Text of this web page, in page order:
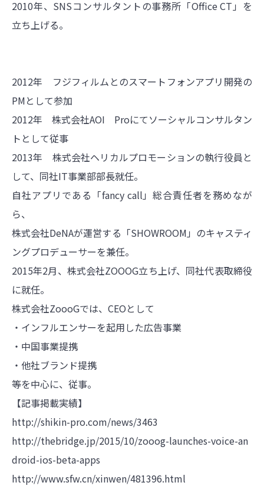
2010年、SNSコンサルタントの事務所「Office CT」を
立ち上げる。
2012年 フジフィルムとのスマートフォンアプリ開発の
PMとして参加
2012年 株式会社AOI Proにてソーシャルコンサルタン
トとして従事
2013年 株式会社ヘリカルプロモーションの執行役員と
して、同社IT事業部部長就任。
自社アプリである「fancy call」総合責任者を務めなが
ら、
株式会社DeNAが運営する「SHOWROOM」のキャスティ
ングプロデューサーを兼任。
2015年2月、株式会社ZOOOG立ち上げ、同社代表取締役
に就任。
株式会社ZoooGでは、CEOとして
・インフルエンサーを起用した広告事業
・中国事業提携
・他社ブランド提携
等を中心に、従事。
【記事掲載実績】
http://shikin-pro.com/news/3463
http://thebridge.jp/2015/10/zooog-launches-voice-an
droid-ios-beta-apps
http://www.sfw.cn/xinwen/481396.html